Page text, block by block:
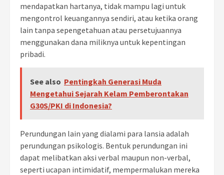
mendapatkan hartanya, tidak mampu lagi untuk
mengontrol keuangannya sendiri, atau ketika orang
lain tanpa sepengetahuan atau persetujuannya
menggunakan dana miliknya untuk kepentingan
pribadi.
See also Pentingkah Generasi Muda
Mengetahui Sejarah Kelam Pemberontakan
G30S/PKI di Indonesia?
Perundungan lain yang dialami para lansia adalah
perundungan psikologis. Bentuk perundungan ini
dapat melibatkan aksi verbal maupun non-verbal,
seperti ucapan intimidatif, mempermalukan mereka